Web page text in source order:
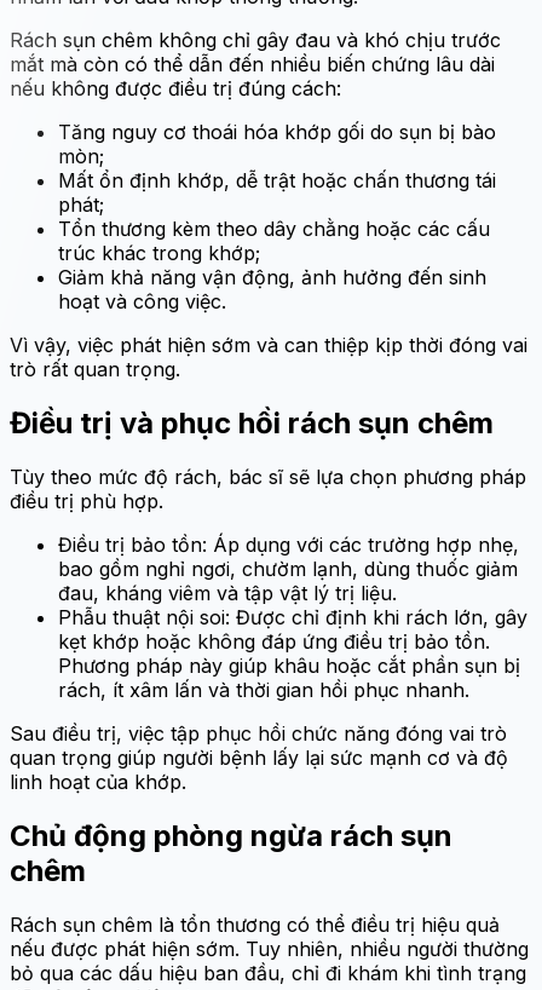
Rách sụn chêm không chỉ gây đau và khó chịu trước
mắt mà còn có thể dẫn đến nhiều biến chứng lâu dài
nếu không được điều trị đúng cách:
Tăng nguy cơ thoái hóa khớp gối do sụn bị bào
mòn;
Mất ổn định khớp, dễ trật hoặc chấn thương tái
phát;
Tổn thương kèm theo dây chằng hoặc các cấu
trúc khác trong khớp;
Giảm khả năng vận động, ảnh hưởng đến sinh
hoạt và công việc.
Vì vậy, việc phát hiện sớm và can thiệp kịp thời đóng vai
trò rất quan trọng.
Điều trị và phục hồi rách sụn chêm
Tùy theo mức độ rách, bác sĩ sẽ lựa chọn phương pháp
điều trị phù hợp.
Điều trị bảo tồn: Áp dụng với các trường hợp nhẹ,
bao gồm nghỉ ngơi, chườm lạnh, dùng thuốc giảm
đau, kháng viêm và tập vật lý trị liệu.
Phẫu thuật nội soi: Được chỉ định khi rách lớn, gây
kẹt khớp hoặc không đáp ứng điều trị bảo tồn.
Phương pháp này giúp khâu hoặc cắt phần sụn bị
rách, ít xâm lấn và thời gian hồi phục nhanh.
Sau điều trị, việc tập phục hồi chức năng đóng vai trò
quan trọng giúp người bệnh lấy lại sức mạnh cơ và độ
linh hoạt của khớp.
Chủ động phòng ngừa rách sụn
chêm
Rách sụn chêm là tổn thương có thể điều trị hiệu quả
nếu được phát hiện sớm. Tuy nhiên, nhiều người thường
bỏ qua các dấu hiệu ban đầu, chỉ đi khám khi tình trạng